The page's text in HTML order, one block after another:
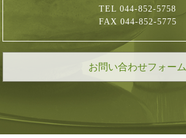
TEL 044-852-5758
FAX 044-852-5775
お問い合わせフォーム